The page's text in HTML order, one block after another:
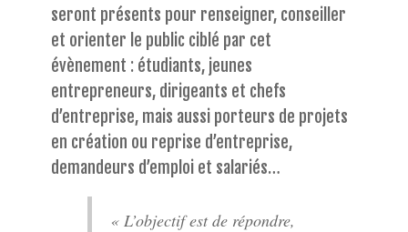
seront présents pour renseigner, conseiller
et orienter le public ciblé par cet
évènement : étudiants, jeunes
entrepreneurs, dirigeants et chefs
d’entreprise, mais aussi porteurs de projets
en création ou reprise d’entreprise,
demandeurs d’emploi et salariés…
« L’objectif est de répondre,